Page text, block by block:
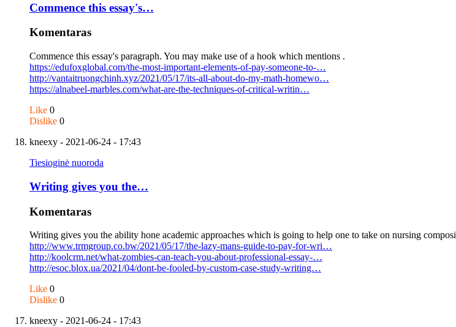
Commence this essay's…
Komentaras
Commence this essay's paragraph. You may make use of a hook which mentions .
https://edufoxglobal.com/the-most-important-elements-of-pay-someone-to-…
http://vantaitruongchinh.xyz/2021/05/17/its-all-about-do-my-math-homewo…
https://alnabeel-marbles.com/what-are-the-techniques-of-critical-writin…
Like 0
Dislike 0
kneexy - 2021-06-24 - 17:43
Tiesioginė nuoroda
Writing gives you the…
Komentaras
Writing gives you the ability hone academic approaches which is going to help one to take on nursing
http://www.trmgroup.co.bw/2021/05/17/the-lazy-mans-guide-to-pay-for-wri…
http://koolcrm.net/what-zombies-can-teach-you-about-professional-essay-…
http://esoc.blox.ua/2021/04/dont-be-fooled-by-custom-case-study-writing…
Like 0
Dislike 0
kneexy - 2021-06-24 - 17:43